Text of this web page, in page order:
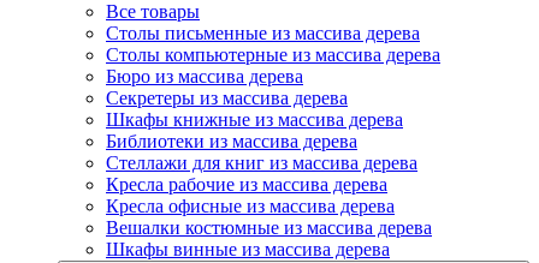
Все товары
Столы письменные из массива дерева
Столы компьютерные из массива дерева
Бюро из массива дерева
Секретеры из массива дерева
Шкафы книжные из массива дерева
Библиотеки из массива дерева
Стеллажи для книг из массива дерева
Кресла рабочие из массива дерева
Кресла офисные из массива дерева
Вешалки костюмные из массива дерева
Шкафы винные из массива дерева